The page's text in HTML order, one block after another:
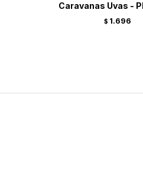
Caravanas Uvas -
$ 1.696